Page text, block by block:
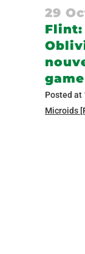
29
Flint:
Posted at
Microids